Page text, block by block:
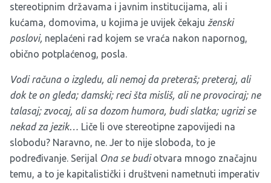
stereotipnim državama i javnim institucijama, ali i
kućama, domovima, u kojima je uvijek čekaju ženski
poslovi, neplaćeni rad kojem se vraća nakon napornog,
obično potplaćenog, posla.
Vodi računa o izgledu, ali nemoj da preteraš; preteraj, ali
dok te on gleda; damski; reci šta misliš, ali ne provociraj; ne
talasaj; zvocaj, ali sa dozom humora, budi slatka; ugrizi se
nekad za jezik… Liče li ove stereotipne zapovijedi na
slobodu? Naravno, ne. Jer to nije sloboda, to je
podređivanje. Serijal Ona se budiotvara mnogo značajnu
temu, a to je kapitalistički i društveni nametnuti imperativ